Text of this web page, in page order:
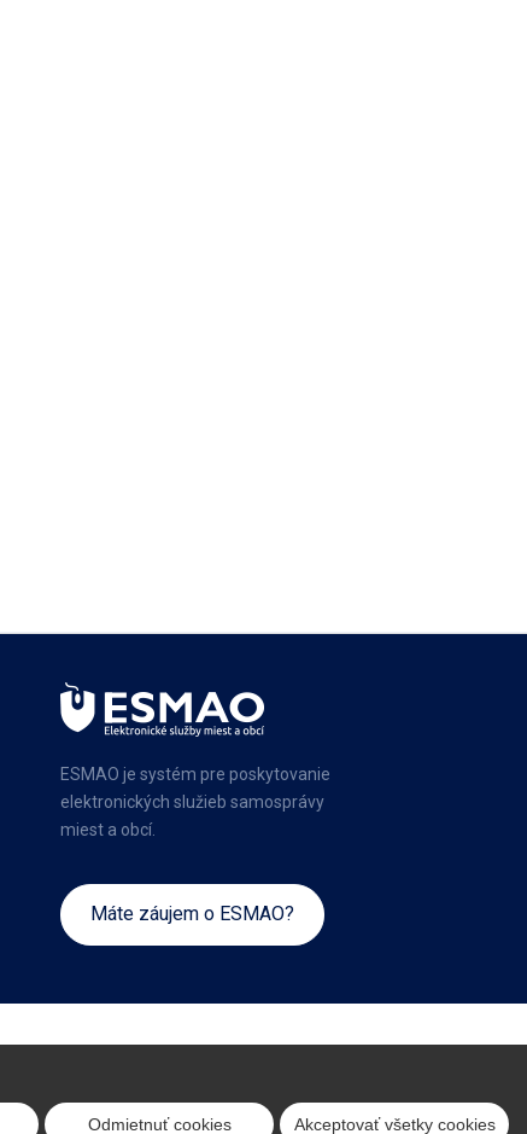
Odmietnuť cookies Akceptovať všetky cookies
ESMAO je systém pre poskytovanie
elektronických služieb samosprávy
miest a obcí.
Máte záujem o ESMAO?